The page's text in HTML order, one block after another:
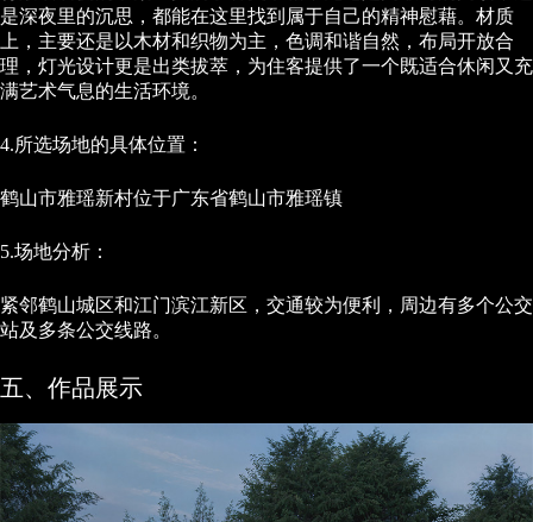
是深夜里的沉思，都能在这里找到属于自己的精神慰藉。材质
上，主要还是以木材和织物为主，色调和谐自然，布局开放合
理，灯光设计更是出类拔萃，为住客提供了一个既适合休闲又充
满艺术气息的生活环境。
4.所选场地的具体位置：
鹤山市雅瑶新村位于广东省鹤山市雅瑶镇
5.场地分析：
紧邻鹤山城区和江门滨江新区，交通较为便利，周边有多个公交
站及多条公交线路。
五、作品展示